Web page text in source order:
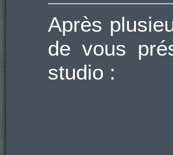
Après
de vous
studio :